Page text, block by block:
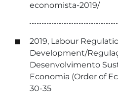
economista-2019/
2019, Labour
Development/
Desenvolvimento
Economia (Order of
30-35